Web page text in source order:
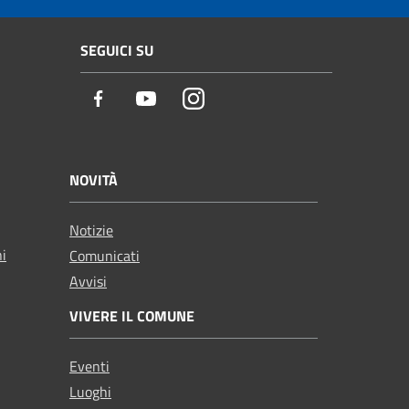
SEGUICI SU
Facebook YoutubeInstagram
NOVITÀ
Notizie
Comunicati
Avvisi
VIVERE IL COMUNE
Eventi
Luoghi